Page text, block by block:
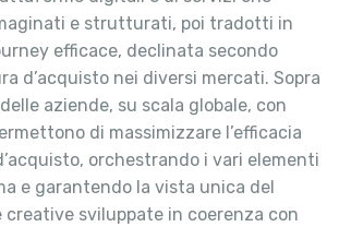
e strutturati, poi tradotti in
efficace, declinata secondo
d’acquisto nei diversi mercati. Sopra
aziende, su scala globale, con
di massimizzare l’efficacia
orchestrando i vari elementi
e garantendo la vista unica del
creative sviluppate in coerenza con